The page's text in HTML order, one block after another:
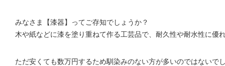
みなさま【漆器】ってご存知でしょうか？
木や紙などに漆を塗り重ねて作る工芸品で、耐久性や耐水性に優
ただ安くても数万円するため馴染みのない方が多いのではないで